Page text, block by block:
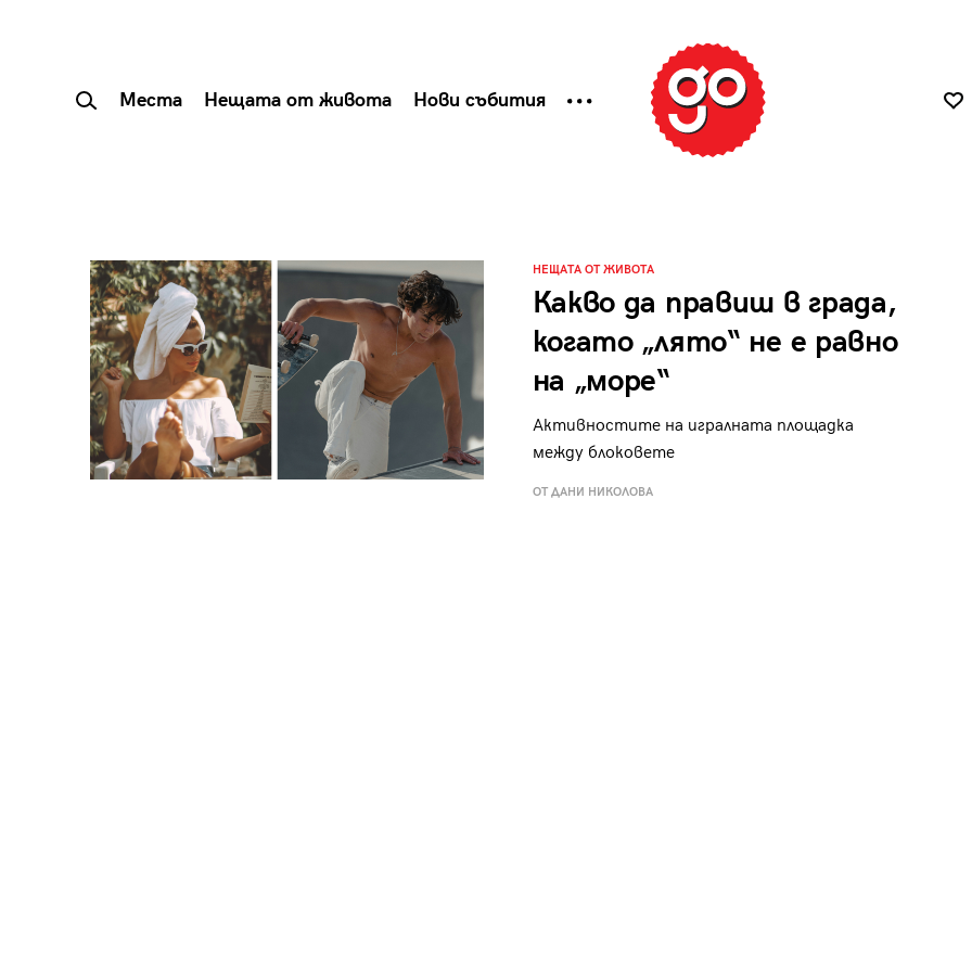
Места Нещата от живота Нови събития
НЕЩАТА ОТ ЖИВОТА
Какво да правиш в града,
когато „лято“ не е равно
на „море“
Активностите на игралната площадка
между блоковете
ОТ ДАНИ НИКОЛОВА